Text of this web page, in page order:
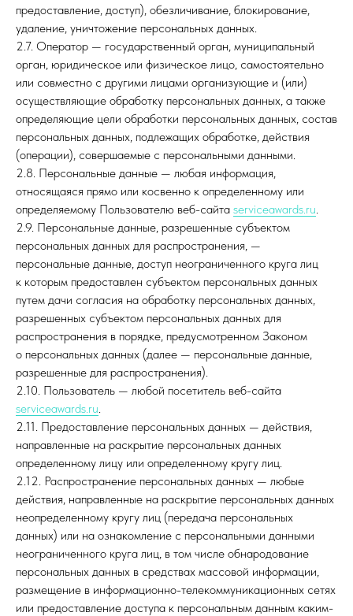
предоставление, доступ), обезличивание, блокирование,
удаление, уничтожение персональных данных.
2.7. Оператор — государственный орган, муниципальный
орган, юридическое или физическое лицо, самостоятельно
или совместно с другими лицами организующие и (или)
осуществляющие обработку персональных данных, а также
определяющие цели обработки персональных данных, состав
персональных данных, подлежащих обработке, действия
(операции), совершаемые с персональными данными.
2.8. Персональные данные — любая информация,
относящаяся прямо или косвенно к определенному или
определяемому Пользователю веб-сайта serviceawards.ru.
2.9. Персональные данные, разрешенные субъектом
персональных данных для распространения, —
персональные данные, доступ неограниченного круга лиц
к которым предоставлен субъектом персональных данных
путем дачи согласия на обработку персональных данных,
разрешенных субъектом персональных данных для
распространения в порядке, предусмотренном Законом
о персональных данных (далее — персональные данные,
разрешенные для распространения).
2.10. Пользователь — любой посетитель веб-сайта
serviceawards.ru.
2.11. Предоставление персональных данных — действия,
направленные на раскрытие персональных данных
определенному лицу или определенному кругу лиц.
2.12. Распространение персональных данных — любые
действия, направленные на раскрытие персональных данных
неопределенному кругу лиц (передача персональных
данных) или на ознакомление с персональными данными
неограниченного круга лиц, в том числе обнародование
персональных данных в средствах массовой информации,
размещение в информационно-телекоммуникационных сетях
или предоставление доступа к персональным данным каким-